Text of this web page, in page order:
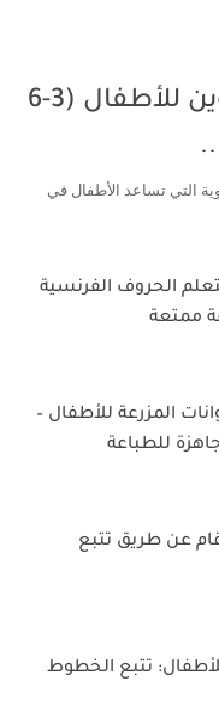
كتاب تتبع الخطوط والتلوين للأطفال (3-6
التي تساعد الأطفال في
الحروف الفرنسية
ممتعة
المزرعة للأطفال –
للطباعة
عن طريق تتبع
تتبع الخطوط